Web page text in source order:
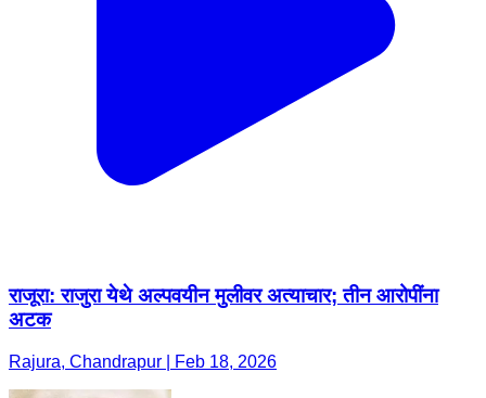
राजूरा: राजुरा येथे अल्पवयीन मुलीवर अत्याचार; तीन आरोपींना
अटक
Rajura, Chandrapur | Feb 18, 2026